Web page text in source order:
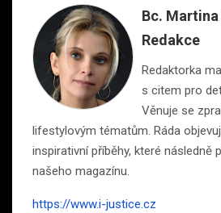
Bc.
Redakce
Redaktorka
s citem pro
Věnuje se
lifestylovým tématům. Ráda
inspirativní příběhy, které následně
našeho magazínu.
https://www.i-justice.cz